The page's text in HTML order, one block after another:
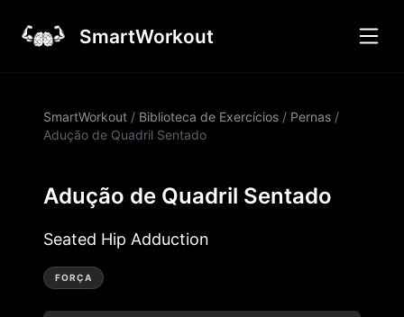
SmartWorkout
SmartWorkout / Biblioteca de Exercícios / Pernas /
Adução de Quadril Sentado
Adução de Quadril Sentado
Seated Hip Adduction
FORÇA